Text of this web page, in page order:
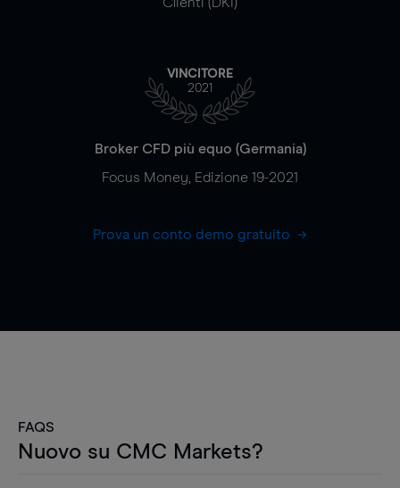
VINCITORE
2021
Broker CFD più equo (Germania)
Focus Money, Edizione 19-2021
Prova un conto demo gratuito
FAQS
Nuovo su CMC Markets?